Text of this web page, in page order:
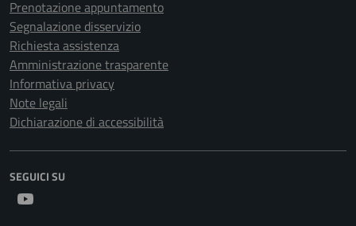
Prenotazione appuntamento
Segnalazione disservizio
Richiesta assistenza
Amministrazione trasparente
Informativa privacy
Note legali
Dichiarazione di accessibilità
SEGUICI SU